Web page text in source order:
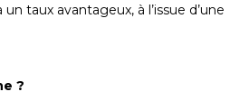
taux avantageux, à l’issue d’une
?